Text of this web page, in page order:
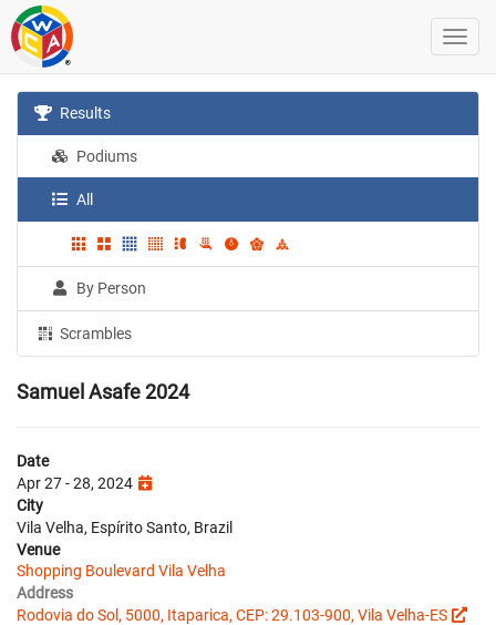
Results
Podiums
All
By Person
Scrambles
Samuel Asafe 2024
Date
Apr 27 - 28, 2024
City
Vila Velha, Espírito Santo, Brazil
Venue
Shopping Boulevard Vila Velha
Address
Rodovia do Sol, 5000, Itaparica, CEP: 29.103-900, Vila Velha-ES